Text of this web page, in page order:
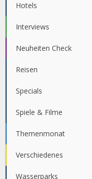
Hotels
Interviews
Neuheiten Check
Reisen
Specials
Spiele & Filme
Themenmonat
Verschiedenes
Wasserparks